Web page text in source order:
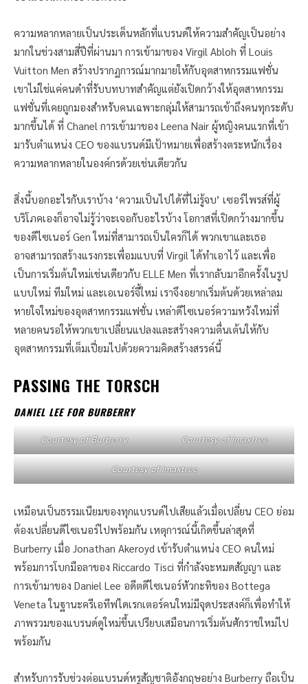
ความหลากหลายเป็นประเด็นหลักที่แบรนด์ให้ความสำคัญเป็นอย่าง
มากในช่วงสามสี่ปีที่ผ่านมา การเข้ามาของ Virgil Abloh ที่ Louis
Vuitton Men สร้างปรากฏการณ์มากมายให้กับอุตสาหกรรมแฟชั่น
เขาไม่ใช่แค่คนดำที่รับบทบาทสำคัญแต่ยังเปิดกว้างให้อุตสาหกรรม
แฟชั่นที่เคยถูกมองสำหรับคนเฉพาะกลุ่มให้สามารถเข้าถึงคนทุกระดับ
มากขึ้นได้ ที่ Chanel การเข้ามาของ Leena Nair ผู้หญิงคนแรกที่เข้า
มารับตำแหน่ง CEO ของแบรนด์มีเป้าหมายเพื่อสร้างตระหนักเรื่อง
ความหลากหลายในองค์กรด้วยเช่นเดียวกัน
สิ่งนี้บอกอะไรกับเราบ้าง ‘ความเป็นไปได้ที่ไม่รู้จบ’ เซอร์ไพรส์ที่ผู้
บริโภคเองก็อาจไม่รู้ว่าจะเจอกับอะไรบ้าง โอกาสที่เปิดกว้างมากขึ้น
ของดีไซเนอร์ Gen ใหม่ที่สามารถเป็นใครก็ได้ พวกเขาและเธอ
อาจสามารถสร้างแรงกระเพื่อมแบบที่ Virgil ได้ทำเอาไว้ และเพื่อ
เป็นการเริ่มต้นใหม่เช่นเดียวกับ ELLE Men ที่เรากลับมาอีกครั้งในรูป
แบบใหม่ ทีมใหม่ และเอเนอร์จี้ใหม่ เราจึงอยากเริ่มต้นด้วยเหล่าลม
หายใจใหม่ของอุตสาหกรรมแฟชั่น เหล่าดีไซเนอร์ความหวังใหม่ที่
หลายคนรอให้พวกเขาเปลี่ยนแปลงและสร้างความตื่นเต้นให้กับ
อุตสาหกรรมที่เต็มเปี่ยมไปด้วยความคิดสร้างสรรค์นี้
PASSING THE TORSCH
DANIEL LEE FOR BURBERRY
Courtesy of Bีurberry Courtesy of Imaxtree
Courtesy of Imaxtree
เหมือนเป็นธรรมเนียมของทุกแบรนด์ไปเสียแล้วเมื่อเปลี่ยน CEO ย่อม
ต้องเปลี่ยนดีไซเนอร์ไปพร้อมกัน เหตุการณ์นี้เกิดขึ้นล่าสุดที่
Burberry เมื่อ Jonathan Akeroyd เข้ารับตำแหน่ง CEO คนใหม่
พร้อมการโบกมือลาของ Riccardo Tisci ที่กำลังจะหมดสัญญา และ
การเข้ามาของ Daniel Lee อดีตดีไซเนอร์หัวกะทิของ Bottega
Veneta ในฐานะครีเอทีฟไดเรกเตอร์คนใหม่มีจุดประสงค์ก็เพื่อทำให้
ภาพรวมของแบรนด์ดูใหม่ขึ้นเปรียบเสมือนการเริ่มต้นศักราชใหม่ไป
พร้อมกัน
สำหรับการรับช่วงต่อแบรนด์หรูสัญชาติอังกฤษอย่าง Burberry ถือเป็น